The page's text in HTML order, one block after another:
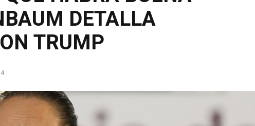
DETALLA
TRUMP